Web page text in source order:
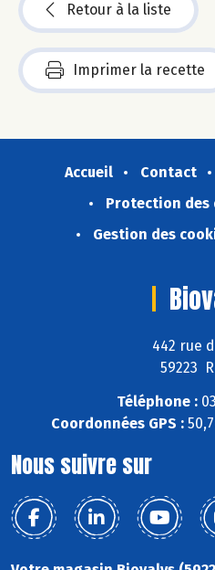
Retour à la liste
Imprimer la recette
Accueil Contact
Protection des
Gestion des
442 rue
59223
Téléphone :
Coordonnées GPS :
Nous suivre sur